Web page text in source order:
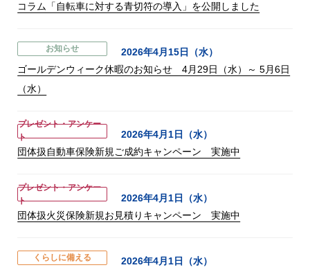
コラム「自転車に対する青切符の導入」を公開しました
お知らせ
2026年4月15日（水）
ゴールデンウィーク休暇のお知らせ 4月29日（水）～ 5月6日
（水）
プレゼント・アンケー
ト
2026年4月1日（水）
団体扱自動車保険新規ご成約キャンペーン 実施中
プレゼント・アンケー
ト
2026年4月1日（水）
団体扱火災保険新規お見積りキャンペーン 実施中
くらしに備える
2026年4月1日（水）